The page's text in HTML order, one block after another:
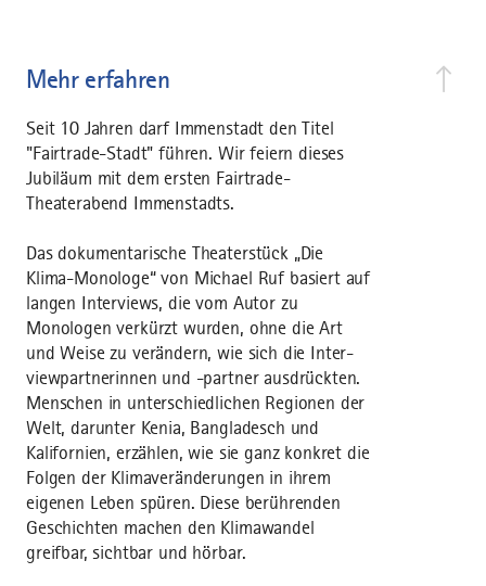
Mehr erfahren
Seit 10 Jahren darf Immenstadt den Titel
"Fairtrade-Stadt" führen. Wir feiern dieses
Jubiläum mit dem ersten Fairtrade-
Theaterabend Immenstadts.
Das dokumentarische Thea­terstück „Die
Klima-Monologe“ von Michael Ruf basiert auf
langen Inter­views, die vom Autor zu
Monologen verkürzt wurden, ohne die Art
und Weise zu verändern, wie sich die Inter­
viewpartnerinnen und -partner ausdrückten.
Menschen in unterschiedlichen Regionen der
Welt, dar­unter Kenia, Bangladesch und
Kalifornien, erzählen, wie sie ganz konkret die
Folgen der Klimaver­änderungen in ihrem
eigenen Leben spüren. Diese berührenden
Geschichten machen den Klimawandel
greifbar, sichtbar und hörbar.